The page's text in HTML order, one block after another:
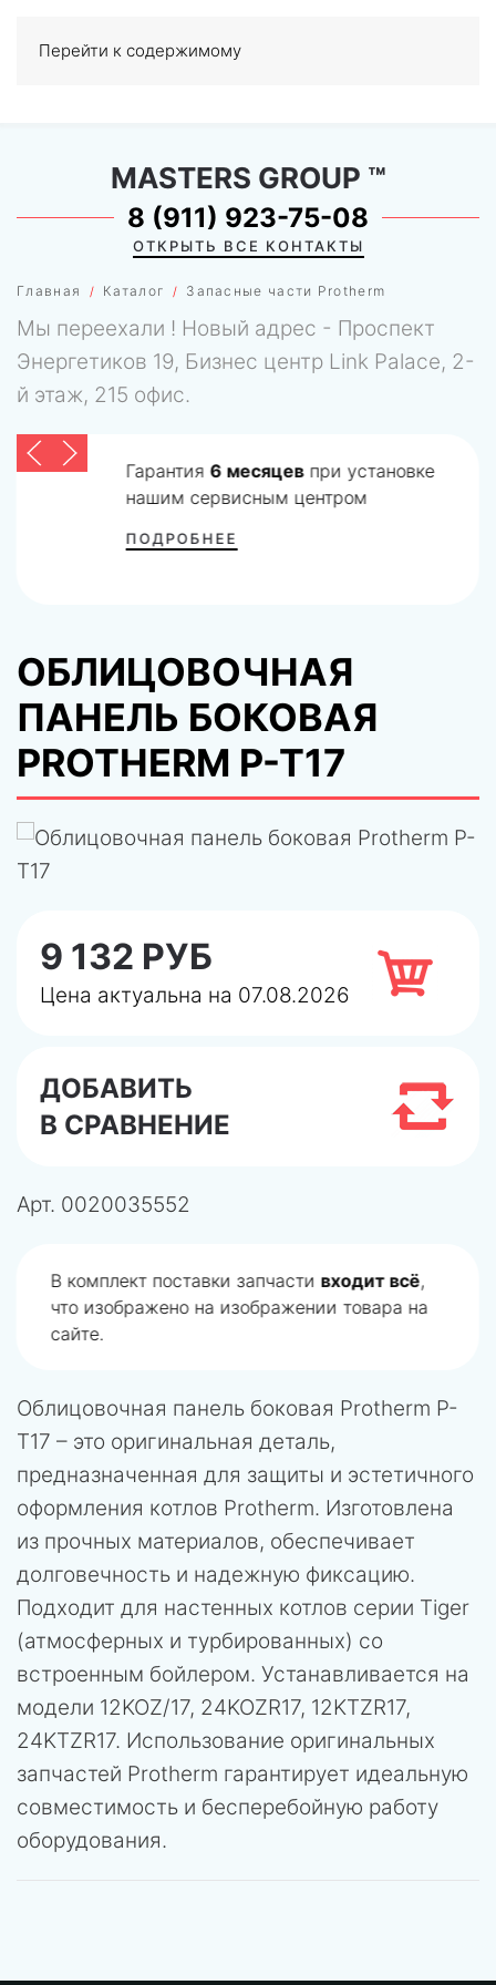
Перейти к содержимому
0
Главная Каталог Запасные части Protherm
MASTERS GROUP ™
8 (911) 923-75-08
ОТКРЫТЬ ВСЕ КОНТАКТЫ
Мы переехали ! Новый адрес - Проспект
Энергетиков 19, Бизнес центр Link Palace, 2-
й этаж, 215 офис.
Гарантия 6 месяцевпри установке
нашим сервисным центром
ПОДРОБНЕЕ
ОБЛИЦОВОЧНАЯ
ПАНЕЛЬ БОКОВАЯ
PROTHERM P-T17
9 132 РУБ
Цена актуальна на 07.08.2026
ДОБАВИТЬ
В СРАВНЕНИЕ
Арт. 0020035552
В комплект поставки запчасти входит всё,
что изображено на изображении товара на
сайте.
Облицовочная панель боковая Protherm P-
T17 – это оригинальная деталь,
предназначенная для защиты и эстетичного
оформления котлов Protherm. Изготовлена
из прочных материалов, обеспечивает
долговечность и надежную фиксацию.
Подходит для настенных котлов серии Tiger
(атмосферных и турбированных) со
встроенным бойлером. Устанавливается на
модели 12KOZ/17, 24KOZR17, 12KTZR17,
24KTZR17. Использование оригинальных
запчастей Protherm гарантирует идеальную
совместимость и бесперебойную работу
оборудования.